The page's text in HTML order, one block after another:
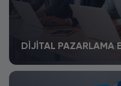
DIJITAL PAZARLAMA